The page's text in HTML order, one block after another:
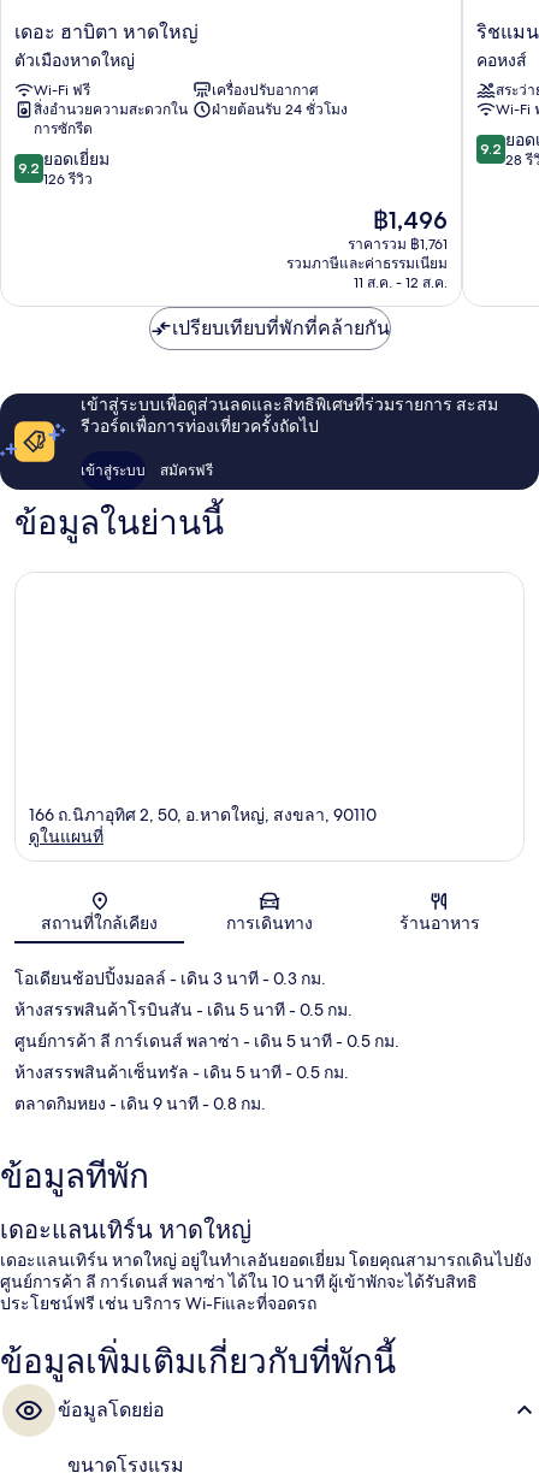
เดอะ
ฮา
บิตา
หาดใหญ่
ตัว
เมือง
หาดใหญ่
เดอะ ฮาบิตา หาดใหญ่
ตัวเมืองหาดใหญ่
Wi-Fi ฟรี
เครื่องปรับอากาศ
สิ่งอำนวยความสะดวกใน
การซักรีด
ฝ่ายต้อนรับ 24 ชั่วโมง
9.2
จาก
9.2 ยอดเยี่ยม
126 รีวิว
ราคา
ปัจจุบัน
คือ
฿1,496
฿1,496
ราคารวม ฿1,761
รวมภาษีและค่าธรรมเนียม
11 ส.ค. - 12 ส.ค.
ริช
รีสอร์ท
โฮ
เทล
หาดใหญ่
คอ
ริชแม
คอหงส์
สระว่
Wi-Fi
9.2
จาก
9.2 ยอด
28 รี
เปรียบเทียบที่พักที่คล้ายกัน
เข้าสู่ระบบเพื่อดูส่วนลดและสิทธิพิเศษที่ร่วมรายการ สะสม
รีวอร์ดเพื่อการท่องเที่ยวครั้งถัดไป
เข้าสู่ระบบ สมัครฟรี
ข้อมูลในย่านนี้
แผนที่
166 ถ.นิภาอุทิศ 2, 50, อ.หาดใหญ่, สงขลา, 90110
ดูในแผนที่
สถานที่ใกล้เคียง การเดินทาง ร้านอาหาร
โอเดียนช้อปปิ้งมอลล์ - เดิน 3 นาที- 0.3 กม.
ห้างสรรพสินค้าโรบินสัน- เดิน 5 นาที- 0.5 กม.
ศูนย์การค้า ลี การ์เดนส์ พลาซ่า - เดิน 5 นาที- 0.5 กม.
ห้างสรรพสินค้าเซ็นทรัล - เดิน 5 นาที- 0.5 กม.
ตลาดกิมหยง - เดิน 9 นาที- 0.8 กม.
ข้อมูลที่พัก
เดอะแลนเทิร์น หาดใหญ่
เดอะแลนเทิร์น หาดใหญ่ อยู่ในทำเลอันยอดเยี่ยม โดยคุณสามารถเดินไปยัง
ศูนย์การค้า ลี การ์เดนส์ พลาซ่า ได้ใน 10 นาที ผู้เข้าพักจะได้รับสิทธิ
ประโยชน์ฟรี เช่น บริการ Wi-Fiและที่จอดรถ
ข้อมูลเพิ่มเติมเกี่ยวกับที่พักนี้
ข้อมูลโดยย่อ
ขนาดโรงแรม